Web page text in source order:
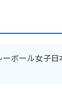
ボール女子日